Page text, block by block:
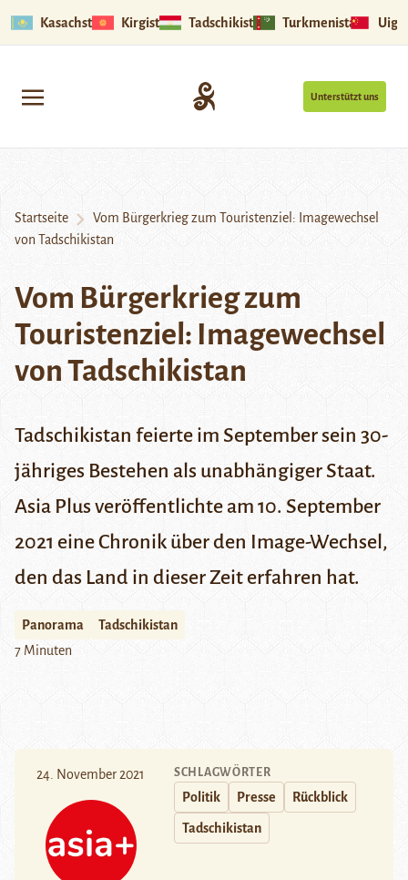
Kasachstan Kirgistan Tadschikistan Turkmenistan
Unterstützt uns
Startseite
Vom Bürgerkrieg zum Touristenziel: Imagewechsel
von Tadschikistan
Vom Bürgerkrieg zum
Touristenziel: Imagewechsel
von Tadschikistan
Tadschikistan feierte im September sein 30-
jähriges Bestehen als unabhängiger Staat.
Asia Plusveröffentlichte am 10. September
2021 eine Chronik über den Image-Wechsel,
den das Land in dieser Zeit erfahren hat.
Panorama
Tadschikistan
7 Minuten
24. November 2021 SCHLAGWÖRTER
Politik Presse Rückblick
Tadschikistan